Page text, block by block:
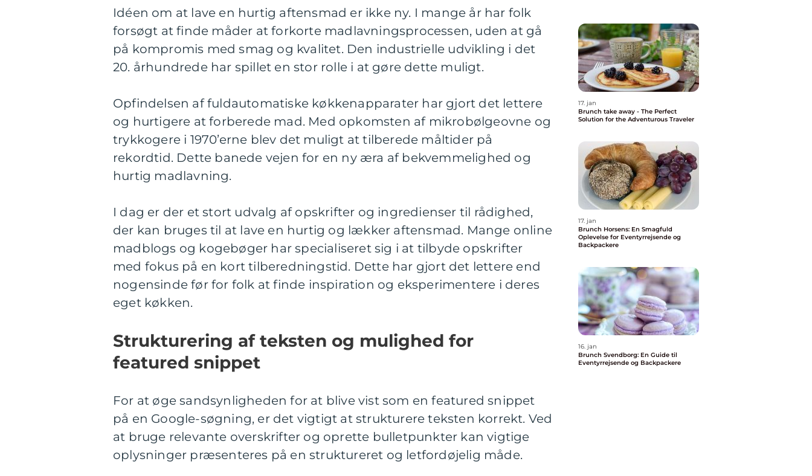
Idéen om at lave en hurtig aftensmad er ikke ny. I mange år har folk
forsøgt at finde måder at forkorte madlavningsprocessen, uden at gå
på kompromis med smag og kvalitet. Den industrielle udvikling i det
20. århundrede har spillet en stor rolle i at gøre dette muligt.
Opfindelsen af fuldautomatiske køkkenapparater har gjort det lettere
og hurtigere at forberede mad. Med opkomsten af mikrobølgeovne og
trykkogere i 1970’erne blev det muligt at tilberede måltider på
rekordtid. Dette banede vejen for en ny æra af bekvemmelighed og
hurtig madlavning.
I dag er der et stort udvalg af opskrifter og ingredienser til rådighed,
der kan bruges til at lave en hurtig og lækker aftensmad. Mange online
madblogs og kogebøger har specialiseret sig i at tilbyde opskrifter
med fokus på en kort tilberedningstid. Dette har gjort det lettere end
nogensinde før for folk at finde inspiration og eksperimentere i deres
eget køkken.
Strukturering af teksten og mulighed for
featured snippet
For at øge sandsynligheden for at blive vist som en featured snippet
på en Google-søgning, er det vigtigt at strukturere teksten korrekt. Ved
at bruge relevante overskrifter og oprette bulletpunkter kan vigtige
oplysninger præsenteres på en struktureret og letfordøjelig måde.
17. jan
Brunch take away - The Perfect
Solution for the Adventurous Traveler
17. jan
Brunch Horsens: En Smagfuld
Oplevelse for Eventyrrejsende og
Backpackere
16. jan
Brunch Svendborg: En Guide til
Eventyrrejsende og Backpackere